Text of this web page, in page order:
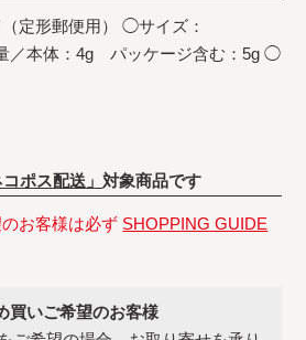
定形郵便用） ◯サイズ：
／本体：4g パッケージ含む：5g ◯
コポス配送」対象商品です
お客様は必ず SHOPPING GUIDE
買いご希望のお客様